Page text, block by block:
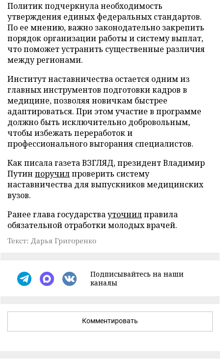
Политик подчеркнула необходимость
утверждения единых федеральных стандартов.
По ее мнению, важно законодательно закрепить
порядок организации работы и систему выплат,
что поможет устранить существенные различия
между регионами.
Институт наставничества остается одним из
главных инструментов подготовки кадров в
медицине, позволяя новичкам быстрее
адаптироваться. При этом участие в программе
должно быть исключительно добровольным,
чтобы избежать переработок и
профессионального выгорания специалистов.
Как писала газета ВЗГЛЯД, президент Владимир
Путин поручилпроверить систему
наставничества для выпускников медицинских
вузов.
Ранее глава государствауточнилправила
обязательной отработки молодых врачей.
Текст: Дарья Григоренко
Подписывайтесь на наши
каналы
Комментировать